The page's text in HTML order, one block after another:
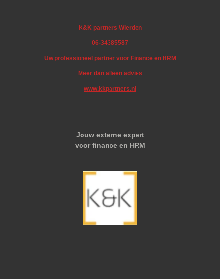
K&K partners Wierden
06-34385587
Uw professioneel partner voor Finance en HRM
Meer dan alleen advies
www.kkpartners.nl
Jouw externe expert
voor finance en HRM